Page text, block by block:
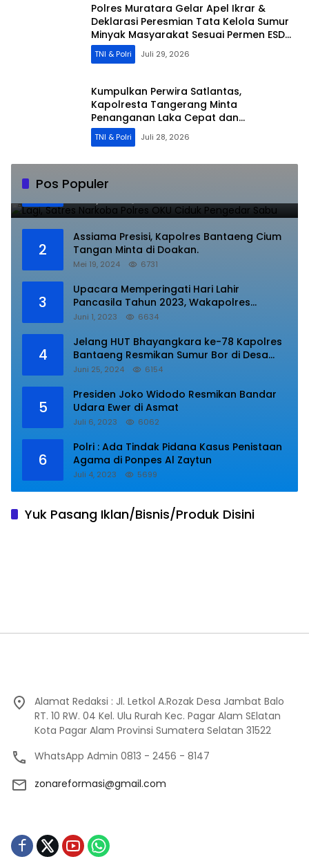
Polres Muratara Gelar Apel Ikrar &
Deklarasi Peresmian Tata Kelola Sumur
Minyak Masyarakat Sesuai Permen ESDM
No.14/2025
TNI & Polri Juli 29, 2026
Kumpulkan Perwira Satlantas,
Kapolresta Tangerang Minta
Penanganan Laka Cepat dan
Profesional
TNI & Polri Juli 28, 2026
Pos Populer
1
Pengedar Sabu
2
Assiama Presisi, Kapolres Bantaeng Cium
Tangan Minta di Doakan.
Mei 19, 2024 6731
3
Upacara Memperingati Hari Lahir
Pancasila Tahun 2023, Wakapolres
Lampung Utara Bacakan Amanat Kepala
Juni 1, 2023 6634
4
Jelang HUT Bhayangkara ke-78 Kapolres
Bantaeng Resmikan Sumur Bor di Desa
Kaloling Bantaeng
Juni 25, 2024 6154
5
Presiden Joko Widodo Resmikan Bandar
Udara Ewer di Asmat
Juli 6, 2023 6062
6
Polri : Ada Tindak Pidana Kasus Penistaan
Agama di Ponpes Al Zaytun
Juli 4, 2023 5699
Yuk Pasang Iklan/Bisnis/Produk Disini
Alamat Redaksi : Jl. Letkol A.Rozak Desa Jambat Balo
RT. 10 RW. 04 Kel. Ulu Rurah Kec. Pagar Alam SElatan
Kota Pagar Alam Provinsi Sumatera Selatan 31522
WhatsApp Admin 0813 - 2456 - 8147
zonareformasi@gmail.com